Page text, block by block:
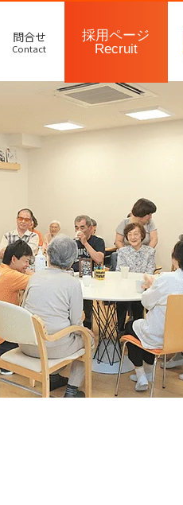
問合せ
Contact
採用ページ
Recruit